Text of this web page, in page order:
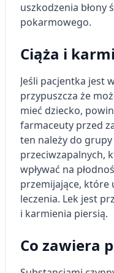
uszkodzenia błony
pokarmowego.
Ciąża i
Jeśli pacjentka jest
przypuszcza że
mieć dziecko,
farmaceuty przed
ten należy do
przeciwzapalnych,
wpływać na
przemijające, które
leczenia. Lek jest
i karmienia piersią.
Co zawiera